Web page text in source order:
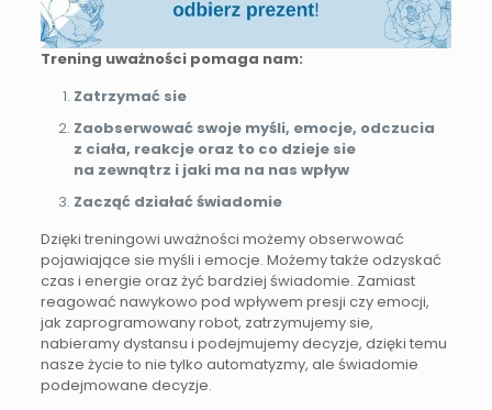
Trening uważności pomaga nam:
Zatrzymać sie
Zaobserwować swoje myśli, emocje, odczucia
z ciała, reakcje oraz to co dzieje sie
na zewnątrz i jaki ma na nas wpływ
Zacząć działać świadomie
Dzięki treningowi uważności możemy obserwować
pojawiające sie myśli i emocje. Możemy także odzyskać
czas i energie oraz żyć bardziej świadomie. Zamiast
reagować nawykowo pod wpływem presji czy emocji,
jak zaprogramowany robot, zatrzymujemy sie,
nabieramy dystansu i podejmujemy decyzje, dzięki temu
nasze życie to nie tylko automatyzmy, ale świadomie
podejmowane decyzje.